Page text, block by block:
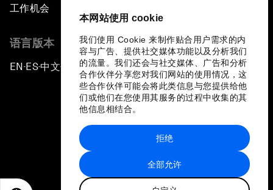
本网站使用 cookie
我们使用 Cookie 来制作贴合用户需求的内
容与广告、提供社交媒体功能以及分析我们
的流量。我们还会与社交媒体、广告和分析
合作伙伴分享您对我们网站的使用情况，这
些合作伙伴可能会将此类信息与您提供给他
们或他们在您使用其服务的过程中收集的其
他信息相结合。
全部允许
拒绝
工作机会
语言版本
EN ▪ ES▪中文▪ 日本語
站点地图